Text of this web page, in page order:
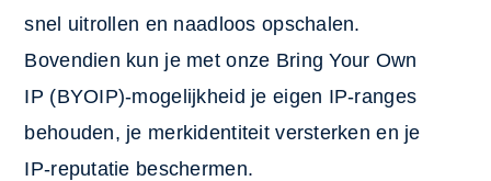
snel uitrollen en naadloos opschalen.
Bovendien kun je met onze Bring Your Own
IP (BYOIP)-mogelijkheid je eigen IP-ranges
behouden, je merkidentiteit versterken en je
IP-reputatie beschermen.